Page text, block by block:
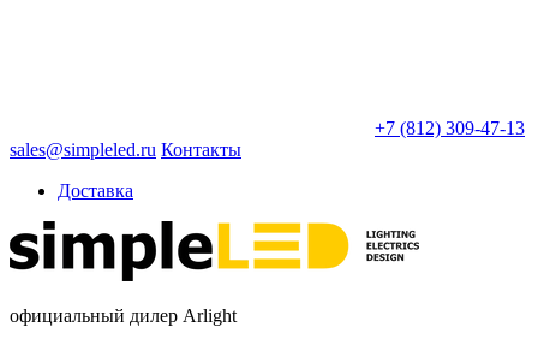
+7 (812) 309-47-13
sales@simpleled.ru Контакты
Доставка
официальный дилер Arlight